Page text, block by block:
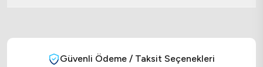
Güvenli Ödeme / Taksit Seçenekleri